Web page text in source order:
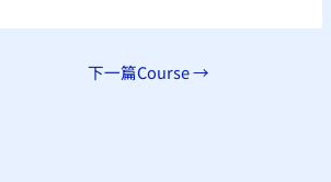
下一篇Course→